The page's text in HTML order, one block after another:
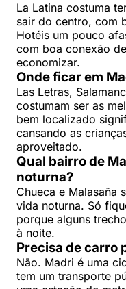
La Latina costuma
sair do centro, com
Hotéis um pouco
com boa conexão
economizar.
Onde ficar em
Las Letras,
costumam ser as
bem localizado
cansando as
aproveitado.
Qual bairro de
noturna?
Chueca e Malasaña
vida noturna. Só
porque alguns
à noite.
Precisa de carro
Não. Madri é uma
tem um transporte